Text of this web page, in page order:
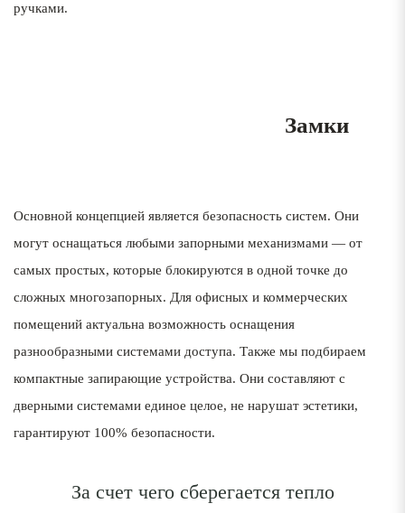
ручками.
Замки
Основной концепцией является безопасность систем. Они
могут оснащаться любыми запорными механизмами — от
самых простых, которые блокируются в одной точке до
сложных многозапорных. Для офисных и коммерческих
помещений актуальна возможность оснащения
разнообразными системами доступа. Также мы подбираем
компактные запирающие устройства. Они составляют с
дверными системами единое целое, не нарушат эстетики,
гарантируют 100% безопасности.
За счет чего сберегается тепло